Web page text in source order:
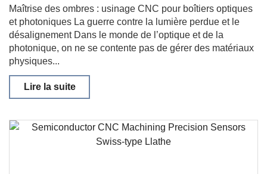
Maîtrise des ombres : usinage CNC pour boîtiers optiques
et photoniques La guerre contre la lumière perdue et le
désalignement Dans le monde de l’optique et de la
photonique, on ne se contente pas de gérer des matériaux
physiques...
Lire la suite